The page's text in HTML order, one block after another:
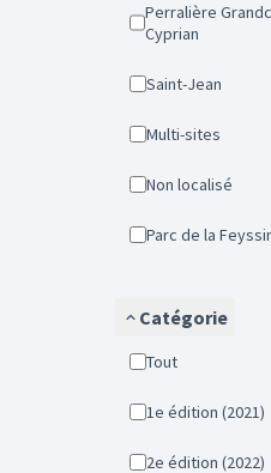
Perralière Grandclément
Cyprian
Saint-Jean
Multi-sites
Non localisé
Parc de la
Catégorie
Tout
1e édition (2021)
2e édition (2022)